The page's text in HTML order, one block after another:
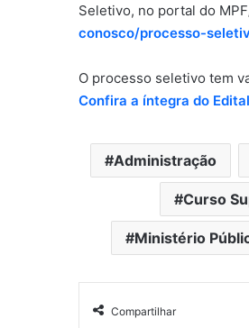
Seletivo, no portal do
conosco/processo-
O processo seletivo tem
Confira a íntegra do
Administração
Curso
Ministério
Compartilhar